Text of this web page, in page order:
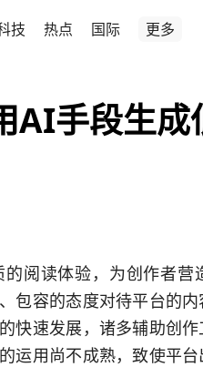
技 热点 国际 更多
AI手段生成
阅读体验，为创作者营
包容的态度对待平台的
快速发展，诸多辅助创
运用尚不成熟，致使平